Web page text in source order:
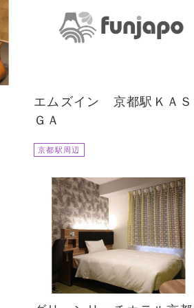
エムズイン 京都駅ＫＡ
ＧＡ
京都駅周辺